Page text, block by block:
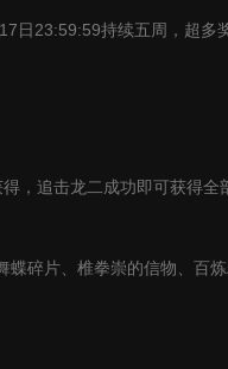
17日 23:59:59持续五周，超多
，追击龙二成功即可获得全
碎片、椎拳崇的信物、百炼